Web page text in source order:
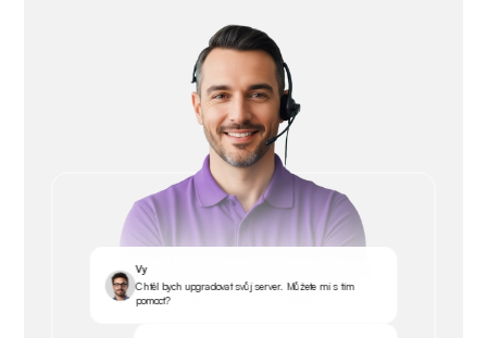
Vy
Chtěl bych upgradovat svůj server. Můžete mi s tím
pomoct?